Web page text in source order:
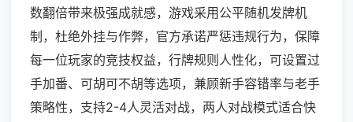
数翻倍带来极强成就感，游戏采用公平随机发牌机
制，杜绝外挂与作弊，官方承诺严惩违规行为，保障
每一位玩家的竞技权益，行牌规则人性化，可设置过
手加番、可胡可不胡等选项，兼顾新手容错率与老手
策略性，支持2-4人灵活对战，两人对战模式适合快